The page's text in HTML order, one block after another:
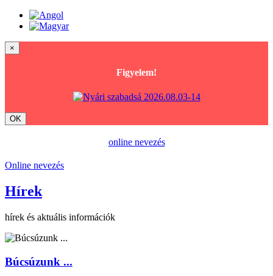
×
Figyelem!
OK
online nevezés
Online nevezés
Hírek
hírek és aktuális információk
Búcsúzunk ...